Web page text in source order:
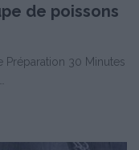
de poissons
30 Minutes